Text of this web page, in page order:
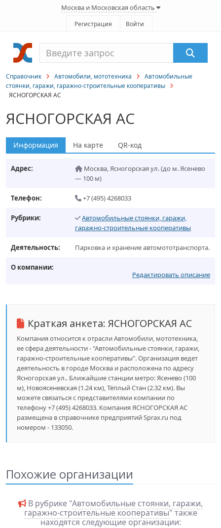
Москва и Московская область
Регистрация Войти
Справочник Автомобили, мототехника
Автомобильные
стоянки, гаражи, гаражно-строительные кооперативы
ЯСНОГОРСКАЯ АС
ЯСНОГОРСКАЯ АС
Информация На карте QR-код
Адрес: Москва,Ясногорская ул.(до м. Ясенево
— 100 м)
Телефон: +7 (495) 4268033
Рубрики:
Автомобильные стоянки, гаражи,
гаражно-строительные кооперативы
Деятельность: Парковка и хранение автомототранспорта.
О компании:
Редактировать описание
Краткая анкета: ЯСНОГОРСКАЯ АС
Компания относится к отрасли Автомобили, мототехника,
ее сфера деятельности - "Автомобильные стоянки, гаражи,
гаражно-строительные кооперативы". Организация ведет
деятельность в городе Москва и расположена по адресу
Ясногорская ул.. Ближайшие станции метро: Ясенево (100
м), Новоясеневская (1.24 км), Тёплый Стан (2.32 км). Вы
можете связаться с представителями компании по
телефону +7 (495) 4268033. Компания ЯСНОГОРСКАЯ АС
размещена в справочнике предприятий Sprax.ru под
номером - 133050.
Похожие организации
В рубрике "Автомобильные стоянки, гаражи,
гаражно-строительные кооперативы" также
находятся следующие организации: